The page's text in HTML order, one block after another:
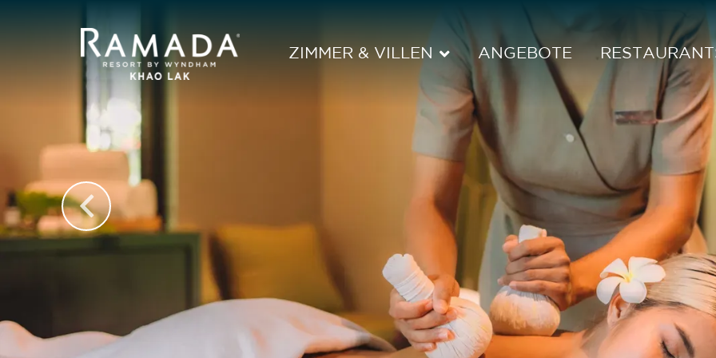
ZIMMER & VILLEN ANGEBOTE